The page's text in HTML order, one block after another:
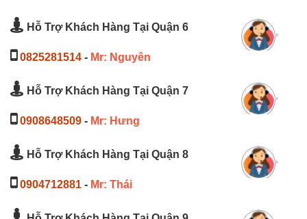
Hỗ Trợ Khách Hàng Tại Quận 6
0825281514 - Mr: Nguyên
Hỗ Trợ Khách Hàng Tại Quận 7
0908648509 - Mr: Hưng
Hỗ Trợ Khách Hàng Tại Quận 8
0904712881 - Mr: Thái